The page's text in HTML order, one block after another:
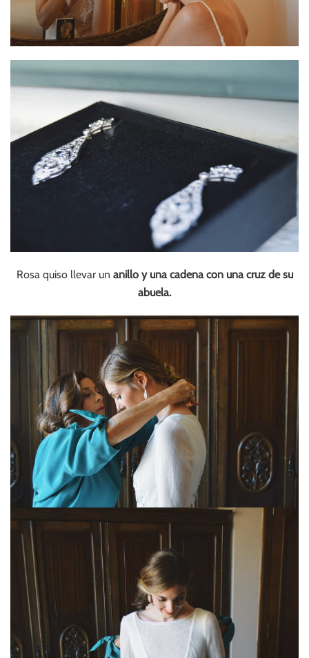
Rosa quiso llevar un anillo y una cadena con una cruz de su
abuela.